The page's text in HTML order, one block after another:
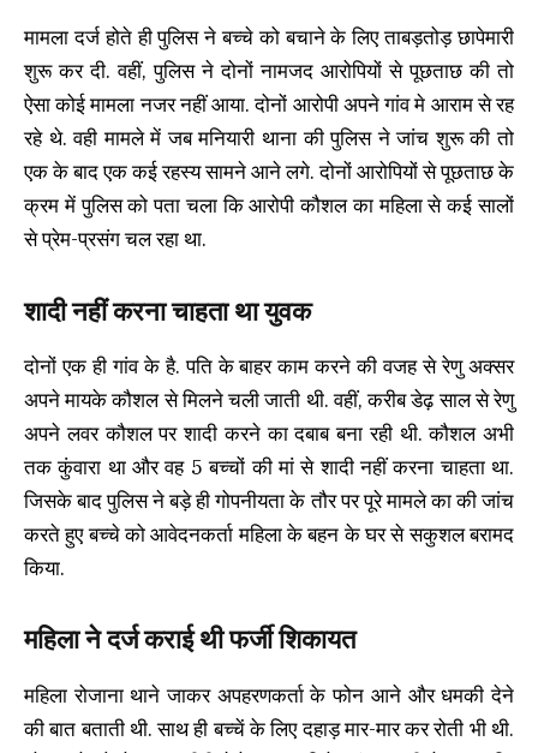
मामला दर्ज होते ही पुलिस ने बच्चे को बचाने के लिए ताबड़तोड़ छापेमारी
शुरू कर दी. वहीं, पुलिस ने दोनों नामजद आरोपियों से पूछताछ की तो
ऐसा कोई मामला नजर नहीं आया. दोनों आरोपी अपने गांव मे आराम से रह
रहे थे. वही मामले में जब मनियारी थाना की पुलिस ने जांच शुरू की तो
एक के बाद एक कई रहस्य सामने आने लगे. दोनों आरोपियों से पूछताछ के
क्रम में पुलिस को पता चला कि आरोपी कौशल का महिला से कई सालों
से प्रेम-प्रसंग चल रहा था.
शादी नहीं करना चाहता था युवक
दोनों एक ही गांव के है. पति के बाहर काम करने की वजह से रेणु अक्सर
अपने मायके कौशल से मिलने चली जाती थी. वहीं, करीब डेढ़ साल से रेणु
अपने लवर कौशल पर शादी करने का दबाब बना रही थी. कौशल अभी
तक कुंवारा था और वह 5 बच्चों की मां से शादी नहीं करना चाहता था.
जिसके बाद पुलिस ने बड़े ही गोपनीयता के तौर पर पूरे मामले का की जांच
करते हुए बच्चे को आवेदनकर्ता महिला के बहन के घर से सकुशल बरामद
किया.
महिला ने दर्ज कराई थी फर्जी शिकायत
महिला रोजाना थाने जाकर अपहरणकर्ता के फोन आने और धमकी देने
की बात बताती थी. साथ ही बच्चें के लिए दहाड़ मार-मार कर रोती भी थी.